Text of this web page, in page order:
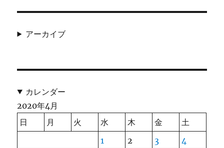
アーカイブ
カレンダー
2020年4月
日
月 火 水 木 金
土
1
2 3
4